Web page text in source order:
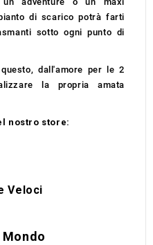
di scarico potrà farti
sotto ogni punto di
dall'amore per le 2
la propria amata
nostro store:
Veloci